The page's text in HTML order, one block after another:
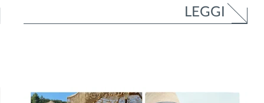
LEGGI